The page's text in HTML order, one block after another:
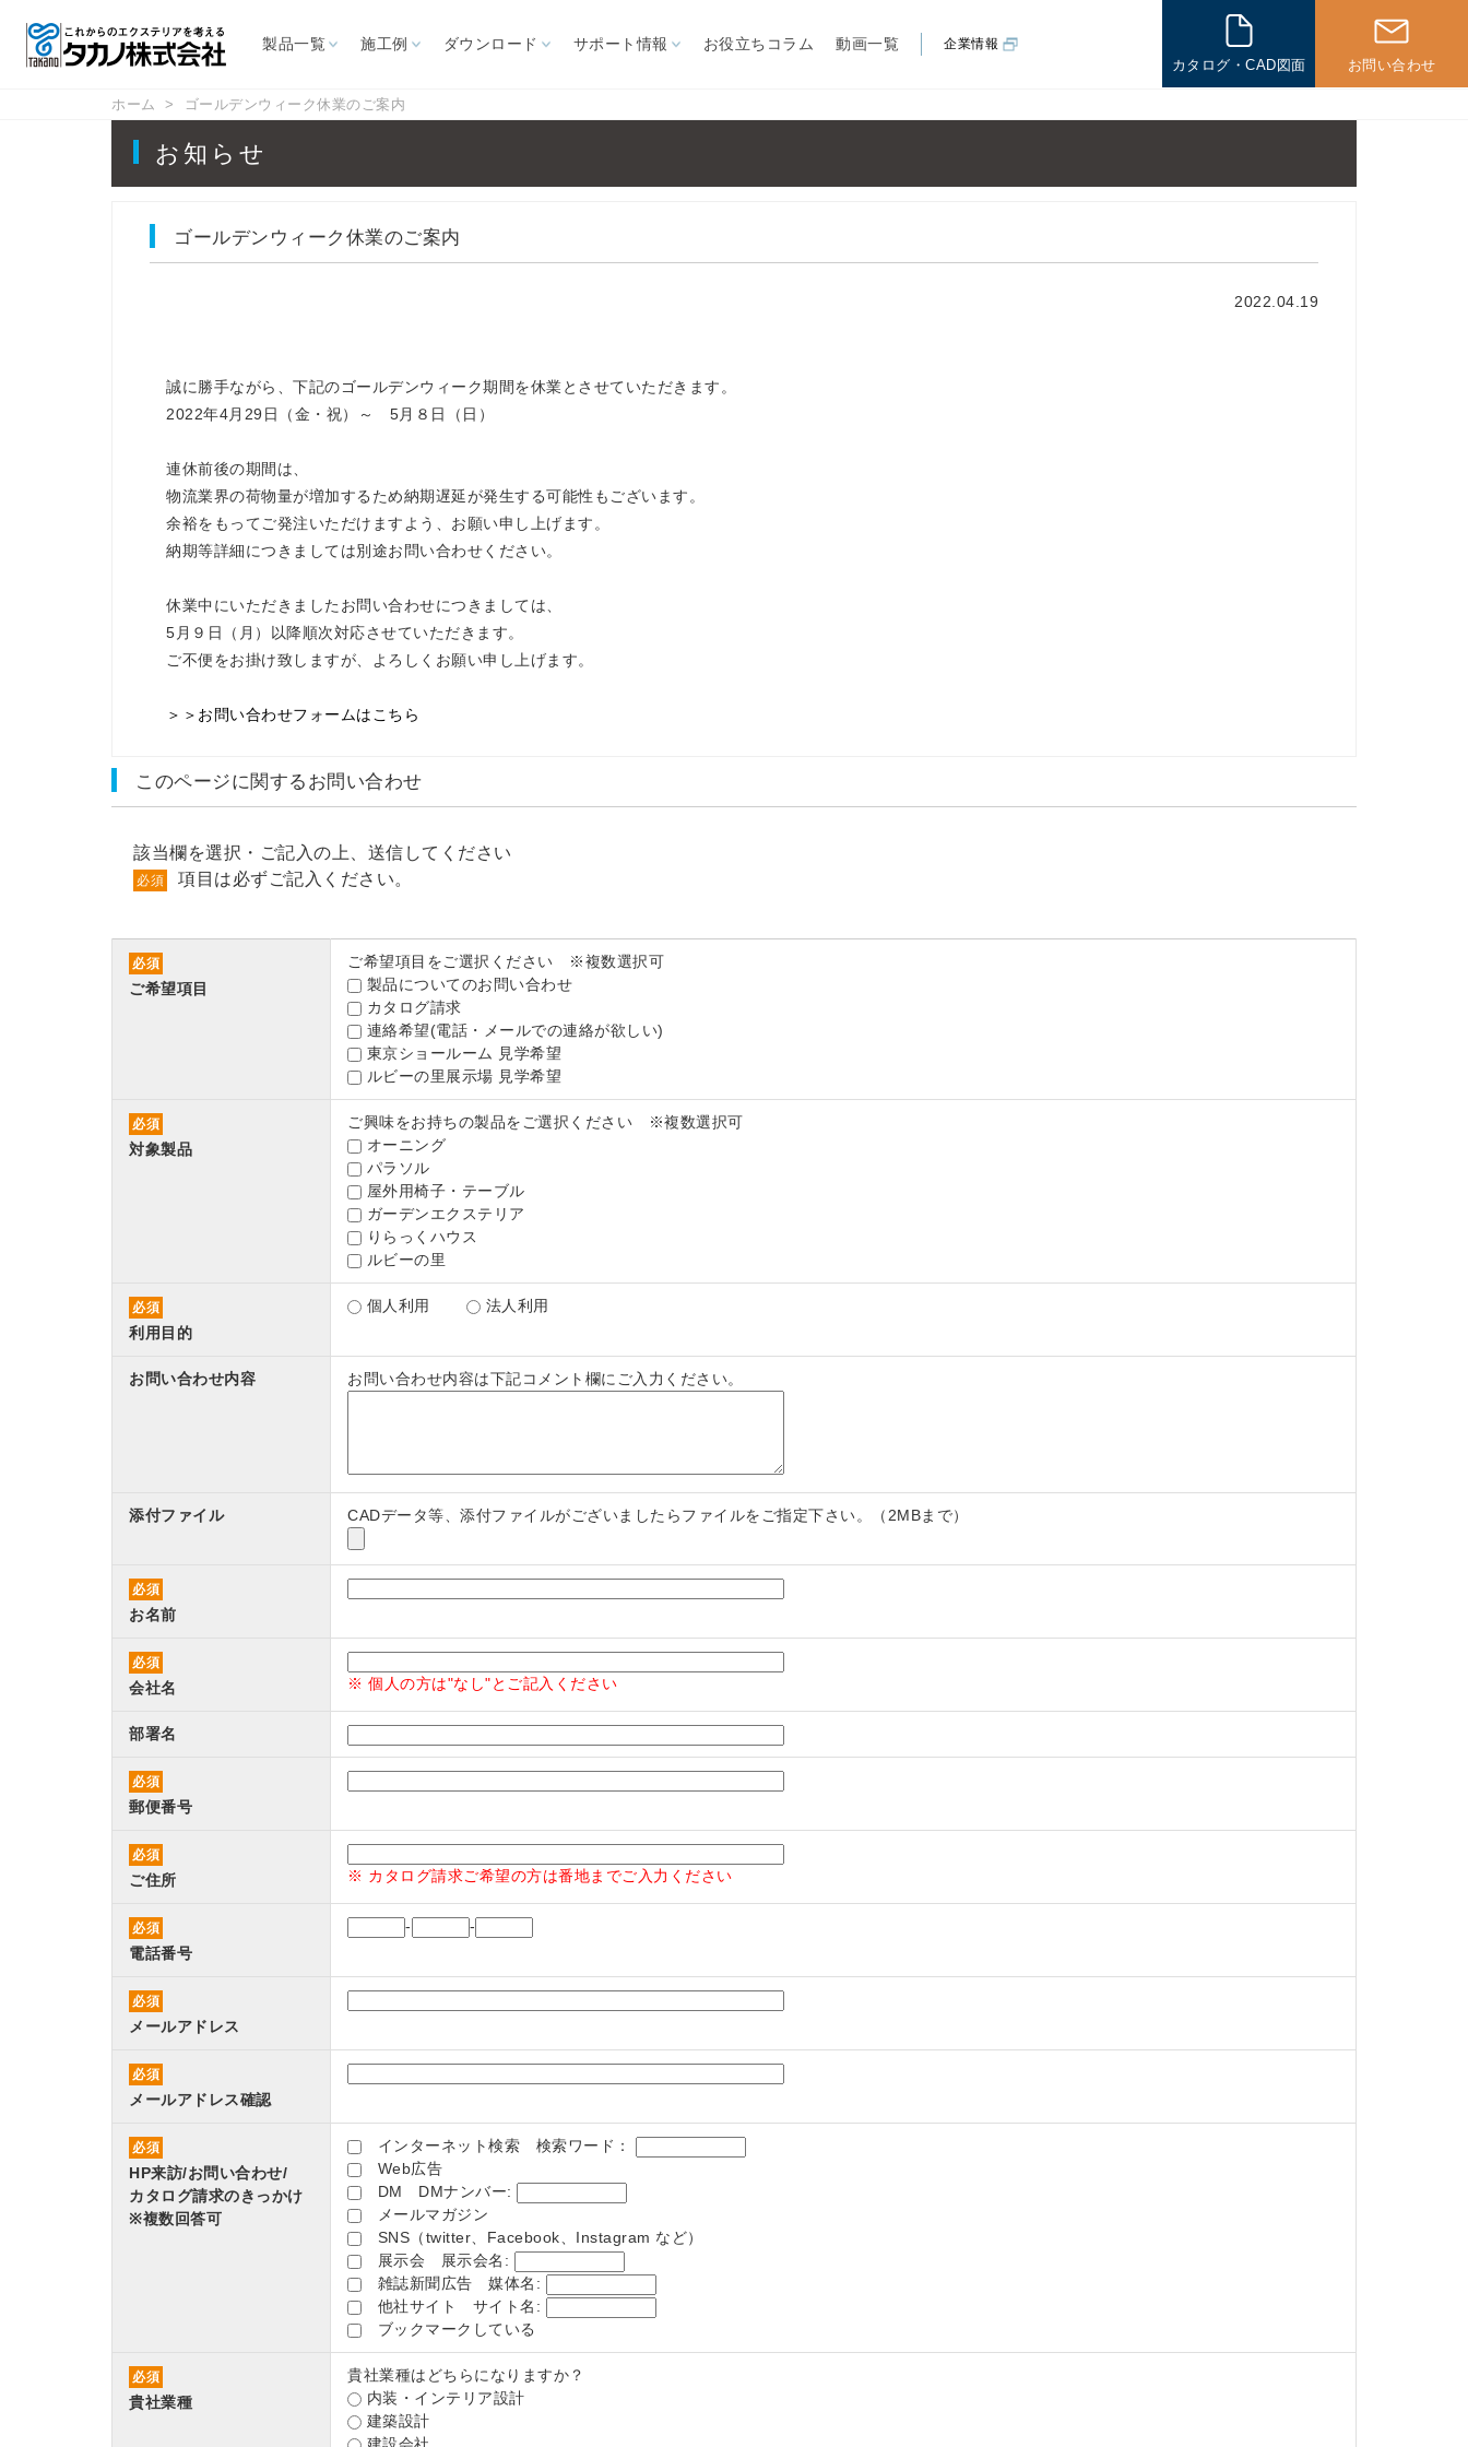
製品一覧
自立型オーニング
壁付型オーニング
大型パラソル
イタリアFIM社パラソル
施工例
施設から探す
ス
自立型オーニング
大型パラソル
ダウンロード
ダウンロード
カタログ CAD図面 取扱説明書
サポート情報
サポート情報
お問い合わせ よくあるご質問 展示場
お役立ちコラム 動画一覧 企業情報
カタログ・CAD図面 お問い合わせ
ホーム ゴールデンウィーク休業のご案内
お知らせ
ゴールデンウィーク休業のご案内
2022.04.19
誠に勝手ながら、下記のゴールデンウィーク期間を休業とさせていただきます。
2022年4月29日（金・祝）～ 5月８日（日）
連休前後の期間は、
物流業界の荷物量が増加するため納期遅延が発生する可能性もございます。
余裕をもってご発注いただけますよう、お願い申し上げます。
納期等詳細につきましては別途お問い合わせください。
休業中にいただきましたお問い合わせにつきましては、
5月９日（月）以降順次対応させていただきます。
ご不便をお掛け致しますが、よろしくお願い申し上げます。
＞＞お問い合わせフォームはこちら
このページに関するお問い合わせ
該当欄を選択・ご記入の上、送信してください
必須 項目は必ずご記入ください。
必須
ご希望項目
ご希望項目をご選択ください ※複数選択可
製品についてのお問い合わせ
カタログ請求
連絡希望(電話・メールでの連絡が欲しい)
東京ショールーム 見学希望
ルビーの里展示場 見学希望
必須
対象製品
ご興味をお持ちの製品をご選択ください ※複数選択可
オーニング
パラソル
屋外用椅子・テーブル
ガーデンエクステリア
りらっくハウス
ルビーの里
必須
利用目的
個人利用 法人利用
お問い合わせ内容 お問い合わせ内容は下記コメント欄にご入力ください。
添付ファイル CADデータ等、添付ファイルがございましたらファイルをご指定下さい。（2MBまで）
必須
お名前
必須
会社名 ※ 個人の方は"なし"とご記入ください
部署名
必須
郵便番号
必須
ご住所 ※ カタログ請求ご希望の方は番地までご入力ください
必須
電話番号
- -
必須
メールアドレス
必須
メールアドレス確認
必須
HP来訪/お問い合わせ/
カタログ請求のきっかけ
※複数回答可
インターネット検索 検索ワード：
Web広告
DM DMナンバー:
メールマガジン
SNS（twitter、Facebook、Instagram など）
展示会 展示会名:
雑誌新聞広告 媒体名:
他社サイト サイト名:
ブックマークしている
必須
貴社業種
貴社業種はどちらになりますか？
内装・インテリア設計
建築設計
建設会社